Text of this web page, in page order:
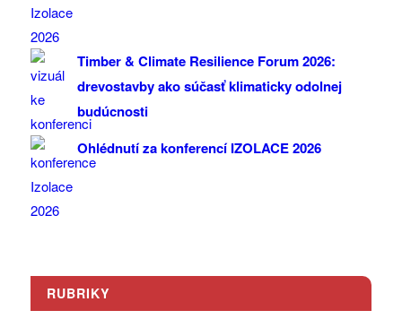
Timber & Climate Resilience Forum 2026:
drevostavby ako súčasť klimaticky odolnej
budúcnosti
Ohlédnutí za konferencí IZOLACE 2026
RUBRIKY